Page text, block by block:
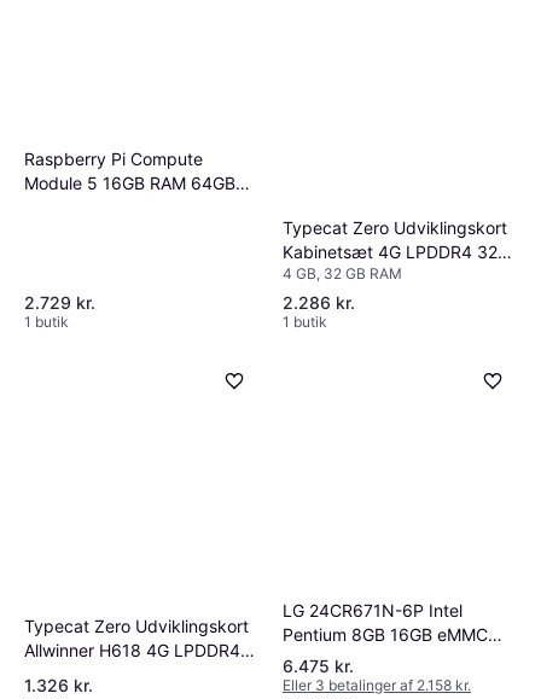
Raspberry Pi Compute
Module 5 16GB RAM 64GB
2.729 kr.
1 butik
Typecat Zero Udviklingskort
Kabinetsæt 4G LPDDR4 32G
EMMC H618
4 GB, 32 GB RAM
2.286 kr.
1 butik
Typecat Zero Udviklingskort
Allwinner H618 4G LPDDR4
32G EMMC
1.326 kr.
LG 24CR671N-6P Intel
Pentium 8GB 16GB eMMC
16:9
6.475 kr.
Eller 3 betalinger af 2.158 kr.